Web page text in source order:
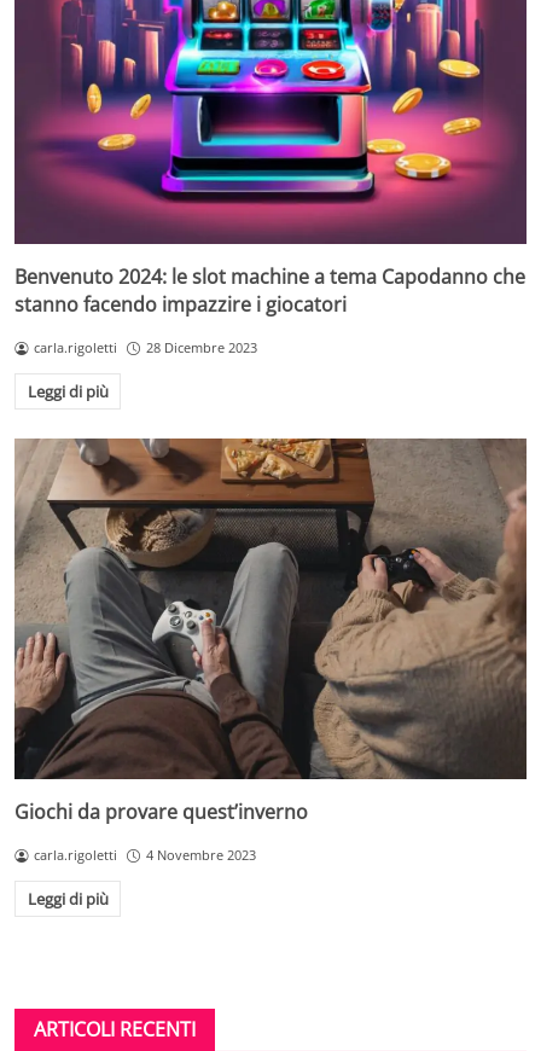
Benvenuto 2024: le slot machine a tema Capodanno che
stanno facendo impazzire i giocatori
carla.rigoletti 28 Dicembre 2023
Leggi di più
Giochi da provare quest’inverno
carla.rigoletti 4 Novembre 2023
Leggi di più
ARTICOLI RECENTI